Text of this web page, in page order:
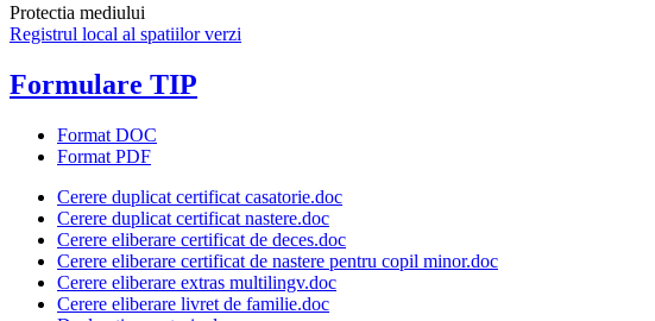
Protectia mediului
Registrul local al spatiilor verzi
Formulare TIP
Format DOC
Format PDF
Cerere duplicat certificat casatorie.doc
Cerere duplicat certificat nastere.doc
Cerere eliberare certificat de deces.doc
Cerere eliberare certificat de nastere pentru copil minor.doc
Cerere eliberare extras multilingv.doc
Cerere eliberare livret de familie.doc